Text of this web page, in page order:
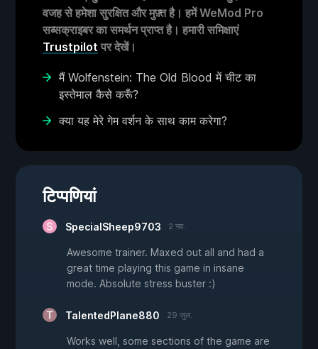
वजह से हमेशा सुरक्षित और मुफ़्त है। हमें WeMod Pro
सब्सक्राइबर का समर्थन प्राप्त है। हमारी समिक्षाएं
Trustpilot पर देखें।
मैं Wolfenstein: The Old Blood में चीट का
इस्तेमाल कैसे करूँ?
क्या यह मेरे गेम वर्शन के साथ काम करेगा?
टिप्पणियां
SpecialSheep9703 2 नव.
Awesome trainer. Maxed out all and had a
great time playing this game in insane
mode. Absolute stress buster :)
TalentedPlane880 29 जुल.
Works well, some sections of the game are